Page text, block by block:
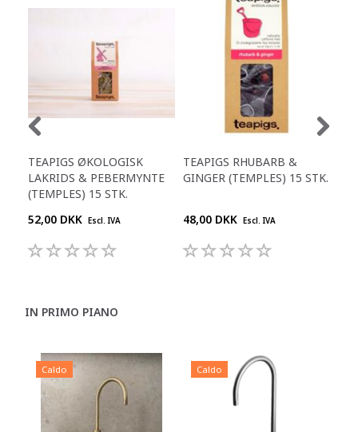
TEAPIGS ØKOLOGISK
LAKRIDS & PEBERMYNTE
(TEMPLES) 15 STK.
52,00 DKK Escl. IVA
TEAPIGS RHUBARB &
GINGER (TEMPLES) 15 STK.
48,00 DKK Escl. IVA
IN PRIMO PIANO
Caldo Caldo